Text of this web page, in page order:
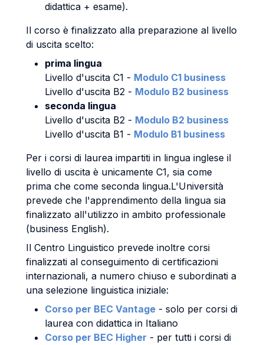
didattica + esame).
Il corso è finalizzato alla preparazione al livello
di uscita scelto:
prima lingua
Livello d'uscita C1 - Modulo C1 business
Livello d'uscita B2 - Modulo B2 business
seconda lingua
Livello d'uscita B2 - Modulo B2 business
Livello d'uscita B1 - Modulo B1 business
Per i corsi di laurea impartiti in lingua inglese il
livello di uscita è unicamente C1, sia come
prima che come seconda lingua.L'Università
prevede che l'apprendimento della lingua sia
finalizzato all'utilizzo in ambito professionale
(business English).
Il Centro Linguistico prevede inoltre corsi
finalizzati al conseguimento di certificazioni
internazionali, a numero chiuso e subordinati a
una selezione linguistica iniziale:
Corso per BEC Vantage - solo per corsi di
laurea con didattica in Italiano
Corso per BEC Higher - per tutti i corsi di